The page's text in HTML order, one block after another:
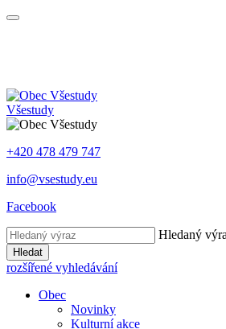
Všestudy
+420 478 479 747
info@vsestudy.eu
Facebook
Hledaný
Hledat
rozšířené vyhledávání
Obec
Novinky
Kulturní akce